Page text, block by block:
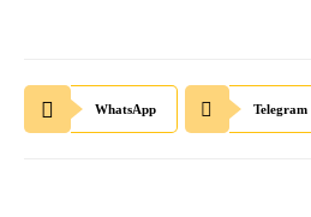
WhatsApp Telegram